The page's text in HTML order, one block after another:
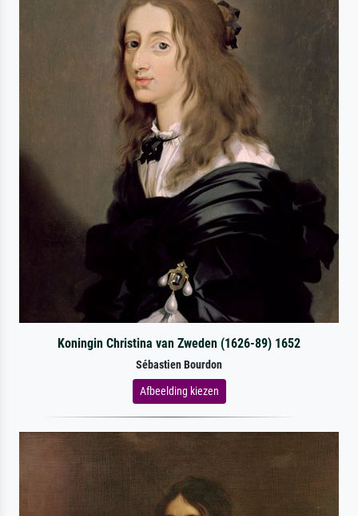
Koningin Christina van Zweden (1626-89) 1652
Sébastien Bourdon
Afbeelding kiezen